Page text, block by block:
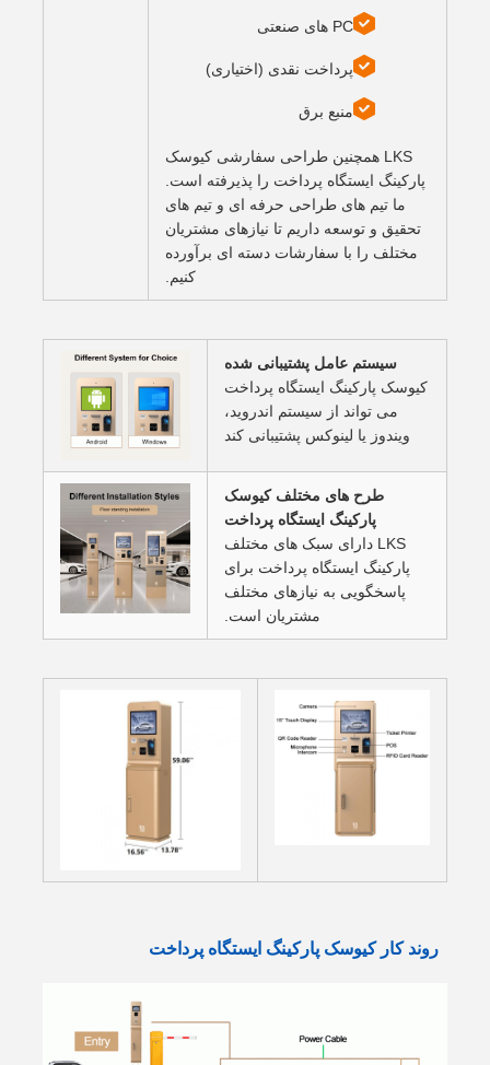
PC های صنعتی
پرداخت نقدی (اختیاری)
منبع برق
LKS همچنین طراحی سفارشی کیوسک
پارکینگ ایستگاه پرداخت را پذیرفته است.
ما تیم های طراحی حرفه ای و تیم های
تحقیق و توسعه داریم تا نیازهای مشتریان
مختلف را با سفارشات دسته ای برآورده
کنیم.
سیستم عامل پشتیبانی شده
کیوسک پارکینگ ایستگاه پرداخت
می تواند از سیستم اندروید،
ویندوز یا لینوکس پشتیبانی کند
طرح های مختلف کیوسک
پارکینگ ایستگاه پرداخت
LKS دارای سبک های مختلف
پارکینگ ایستگاه پرداخت برای
پاسخگویی به نیازهای مختلف
مشتریان است.
روند کار کیوسک پارکینگ ایستگاه پرداخت